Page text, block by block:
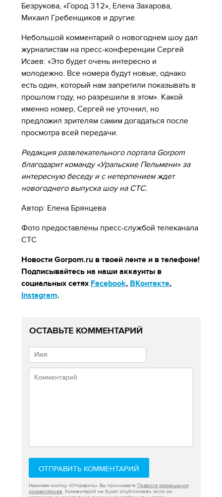
Безрукова, «Город 312», Елена Захарова,
Михаил Гребенщиков и другие.
Небольшой комментарий о новогоднем шоу дал
журналистам на пресс-конференции Сергей
Исаев: «Это будет очень интересно и
молодежно. Все номера будут новые, однако
есть один, который нам запретили показывать в
прошлом году, но разрешили в этом». Какой
именно номер, Сергей не уточнил, но
предложил зрителям самим догадаться после
просмотра всей передачи.
Редакция развлекательного портала Gorpom
благодарит команду «Уральские Пельмени» за
интересную беседу и с нетерпением ждет
новогоднего выпуска шоу на СТС.
Автор: Елена Брянцева
Фото предоставлены пресс-службой телеканала
СТС
Новости Gorpom.ru в твоей ленте и в телефоне!
Подписывайтесь на наши аккаунты в
социальных сетях Facebook, ВКонтакте,
Instagram.
ОСТАВЬТЕ КОММЕНТАРИЙ
ОТПРАВИТЬ КОММЕНТАРИЙ
Нажимая кнопку «Отправить», Вы принимаете Правила размещения
комментариев. Комментарий не будет опубликован, если он